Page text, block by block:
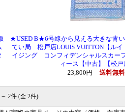
★USED B★6号線から見える大きな青
てい局 松戸店LOUIS VUITTON【ルイ
イジング コンフィデンシャルスカー
ィース【中古】【松戸
23,800円
送料無料
2件 (全 2件)